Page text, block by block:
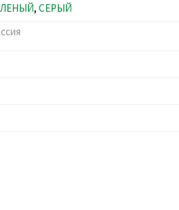
, СЕРЫЙ